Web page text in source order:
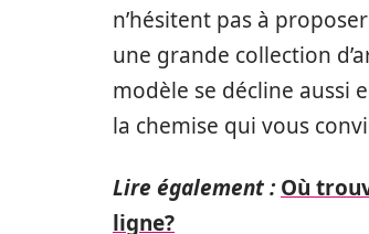
n’hésitent pas à
une grande collection
modèle se décline aussi
la chemise qui vous
Lire également : Où
ligne?